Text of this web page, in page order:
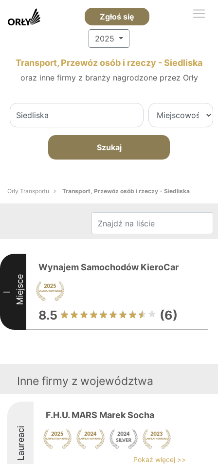
Zgłoś się
2025
Transport, Przewóz osób i rzeczy - Siedliska
oraz inne firmy z branży nagrodzone przez Orły
Szukaj
Orły Transportu Transport, Przewóz osób i rzeczy - Siedliska
I Miejsce
Wynajem Samochodów KieroCar
8.5 (6)
Inne firmy z województwa
Laureaci
F.H.U. MARS Marek Socha
Pokaż więcej >>